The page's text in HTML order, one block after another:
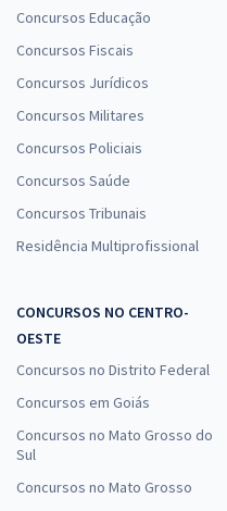
Concursos Educação
Concursos Fiscais
Concursos Jurídicos
Concursos Militares
Concursos Policiais
Concursos Saúde
Concursos Tribunais
Residência Multiprofissional
CONCURSOS NO CENTRO-
OESTE
Concursos no Distrito Federal
Concursos em Goiás
Concursos no Mato Grosso do
Sul
Concursos no Mato Grosso